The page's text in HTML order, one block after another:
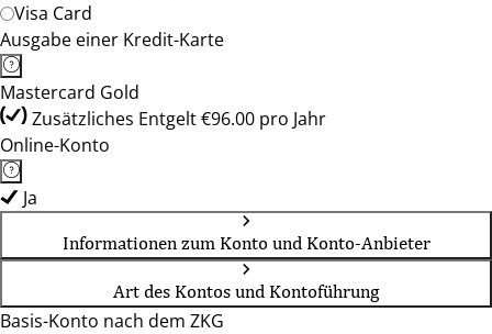
Visa Card
Ausgabe einer Kredit-Karte
Mastercard Gold
Zusätzliches Entgelt €96.00 pro Jahr
Online-Konto
Ja
Informationen zum Konto und Konto-Anbieter
Art des Kontos und Kontoführung
Basis-Konto nach dem ZKG